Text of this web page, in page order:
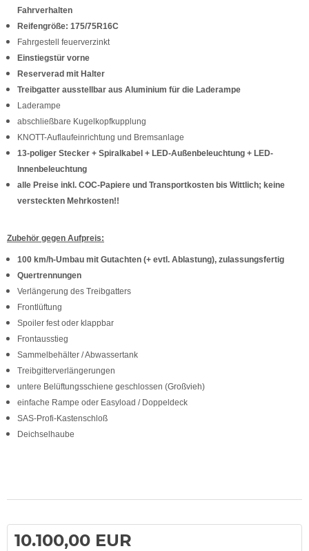
Fahrverhalten
Reifengröße: 175/75R16C
Fahrgestell feuerverzinkt
Einstiegstür vorne
Reserverad mit Halter
Treibgatter ausstellbar aus Aluminium für die Laderampe
Laderampe
abschließbare Kugelkopfkupplung
KNOTT-Auflaufeinrichtung und Bremsanlage
13-poliger Stecker + Spiralkabel + LED-Außenbeleuchtung + LED-
Innenbeleuchtung
alle Preise inkl. COC-Papiere und Transportkosten bis Wittlich; keine
versteckten Mehrkosten!!
Zubehör gegen Aufpreis:
100 km/h-Umbau mit Gutachten (+ evtl. Ablastung), zulassungsfertig
Quertrennungen
Verlängerung des Treibgatters
Frontlüftung
Spoiler fest oder klappbar
Frontausstieg
Sammelbehälter / Abwassertank
Treibgitterverlängerungen
untere Belüftungsschiene geschlossen (Großvieh)
einfache Rampe oder Easyload / Doppeldeck
SAS-Profi-Kastenschloß
Deichselhaube
10.100,00 EUR